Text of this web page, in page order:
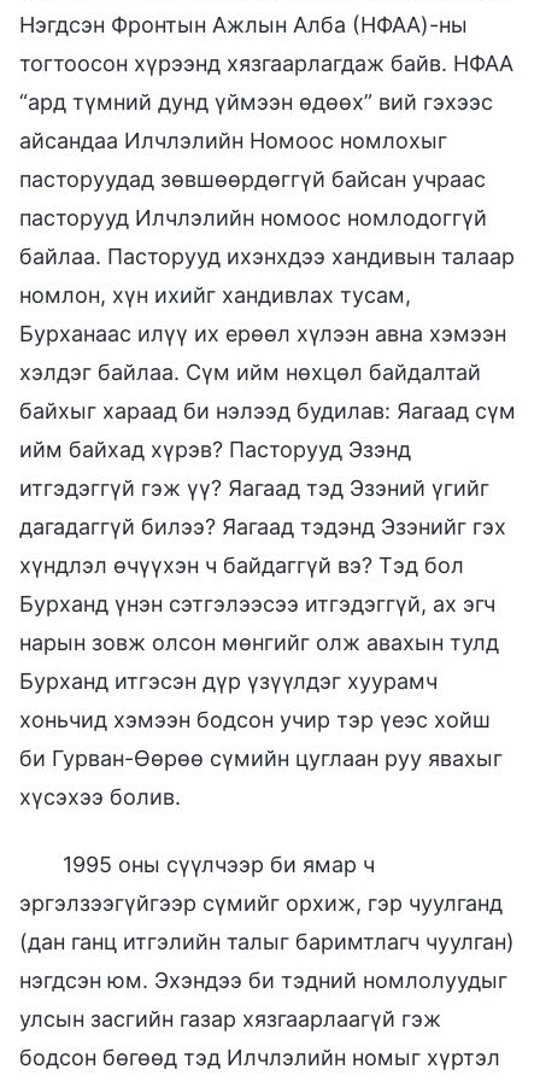
Нэгдсэн Фронтын Ажлын Алба (НФАА)-ны
тогтоосон хүрээнд хязгаарлагдаж байв. НФАА
“ард түмний дунд үймээн өдөөх” вий гэхээс
айсандаа Илчлэлийн Номоос номлохыг
пасторуудад зөвшөөрдөггүй байсан учраас
пасторууд Илчлэлийн номоос номлодоггүй
байлаа. Пасторууд ихэнхдээ хандивын талаар
номлон, хүн ихийг хандивлах тусам,
Бурханаас илүү их ерөөл хүлээн авна хэмээн
хэлдэг байлаа. Сүм ийм нөхцөл байдалтай
байхыг хараад би нэлээд будилав: Яагаад сүм
ийм байхад хүрэв? Пасторууд Эзэнд
итгэдэггүй гэж үү? Яагаад тэд Эзэний үгийг
дагадаггүй билээ? Яагаад тэдэнд Эзэнийг гэх
хүндлэл өчүүхэн ч байдаггүй вэ? Тэд бол
Бурханд үнэн сэтгэлээсээ итгэдэггүй, ах эгч
нарын зовж олсон мөнгийг олж авахын тулд
Бурханд итгэсэн дүр үзүүлдэг хуурамч
хоньчид хэмээн бодсон учир тэр үеэс хойш
би Гурван-Өөрөө сүмийн цуглаан руу явахыг
хүсэхээ болив.
1995 оны сүүлчээр би ямар ч
эргэлзээгүйгээр сүмийг орхиж, гэр чуулганд
(дан ганц итгэлийн талыг баримтлагч чуулган)
нэгдсэн юм. Эхэндээ би тэдний номлолуудыг
улсын засгийн газар хязгаарлаагүй гэж
бодсон бөгөөд тэд Илчлэлийн номыг хүртэл